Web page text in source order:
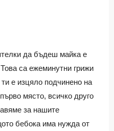
да бъдеш майка е
са ежеминутни грижи
е изцяло подчинено на
място, всичко друго
за нашите
бебока има нужда от